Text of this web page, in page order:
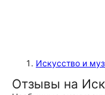
Искусство и
Отзывы на